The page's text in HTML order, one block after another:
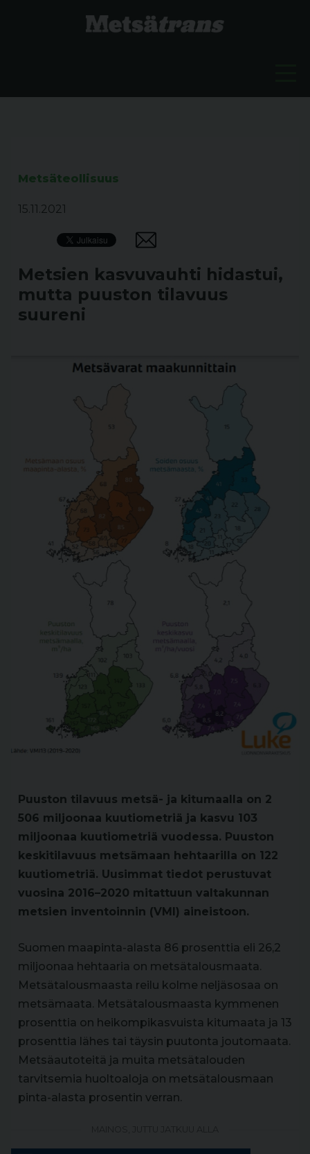
Metsäteollisuus
15.11.2021
Metsien kasvuvauhti hidastui,
mutta puuston tilavuus
suureni
Puuston tilavuus metsä- ja kitumaalla on 2
506 miljoonaa kuutiometriä ja kasvu 103
miljoonaa kuutiometriä vuodessa. Puuston
keskitilavuus metsämaan hehtaarilla on 122
kuutiometriä. Uusimmat tiedot perustuvat
vuosina 2016–2020 mitattuun valtakunnan
metsien inventoinnin (VMI) aineistoon.
Suomen maapinta-alasta 86 prosenttia eli 26,2
miljoonaa hehtaaria on metsätalousmaata.
Metsätalousmaasta reilu kolme neljäsosaa on
metsämaata. Metsätalousmaasta kymmenen
prosenttia on heikompikasvuista kitumaata ja 13
prosenttia lähes tai täysin puutonta joutomaata.
Metsäautoteitä ja muita metsätalouden
tarvitsemia huoltoaloja on metsätalousmaan
pinta-alasta prosentin verran.